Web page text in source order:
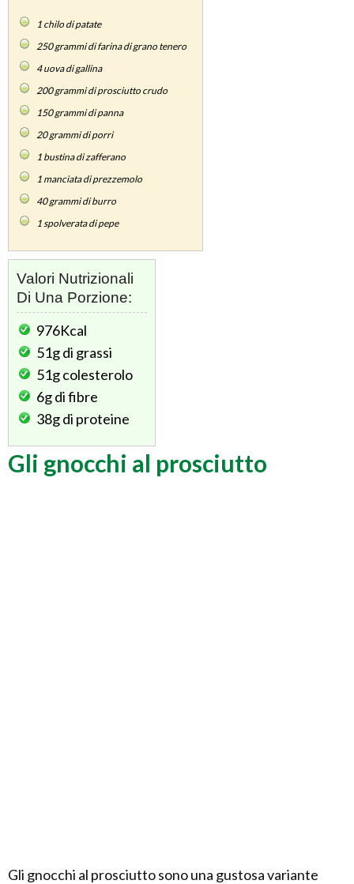
1 chilo di patate
250grammi di farina di grano tenero
4uova di gallina
200grammi di prosciutto crudo
150grammi di panna
20grammi di porri
1 bustina di zafferano
1 manciata di prezzemolo
40grammi di burro
1spolverata di pepe
Valori Nutrizionali
Di Una Porzione:
976Kcal
51gdi grassi
51gcolesterolo
6gdi fibre
38gdi proteine
Gli gnocchi al prosciutto
Gli gnocchi al prosciutto sono una gustosa variante